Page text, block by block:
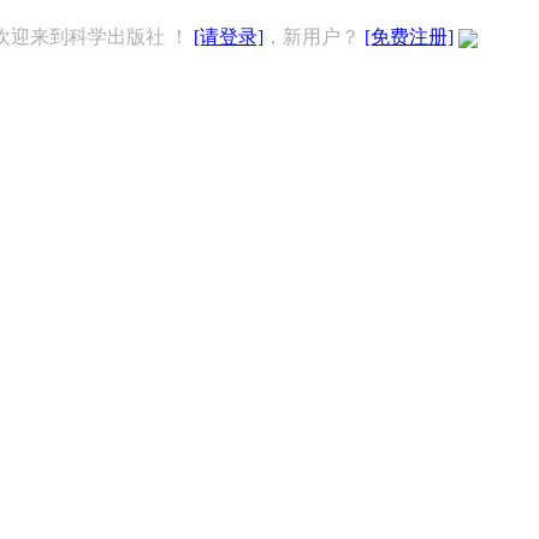
迎来到科学出版社 ！ [请登录] ，新用户？ [免费注册]